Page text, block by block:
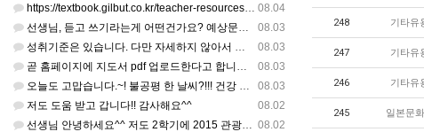
248 기타유
247 기타유
246 기타유
245 일본문
08.04
https://textbook.gilbut.co.kr/teacher-resources/2022-high-sc…
08.03
선생님, 듣고 쓰기라는게 어떤건가요? 예상문장 20~30개 중 몇개를 틀어주고 들리는대로 쓰는 건가요? 자세…
08.03
성취기준은 있습니다. 다만 자세하지 않아서 교과서 내용에 맞게 좀 더 구체적으로 재구조화를 하신 선생님이 계…
08.03
곧 홈페이지에 지도서 pdf 업로드한다고 합니다. 이번 주나 다음 주에 e-book 기반 전자저작물도 업로드…
08.03
오늘도 고맙습니다.~! 불공평 한 날씨?!!! 건강 최고 입니다. ^^
08.02
저도 도움 받고 갑니다!! 감사해요^^
08.02
선생님 안녕하세요^^ 저도 2학기에 2015 관광일본어를 평가계획을 세우려고 하는데. ..아무리 찾아도 없어…